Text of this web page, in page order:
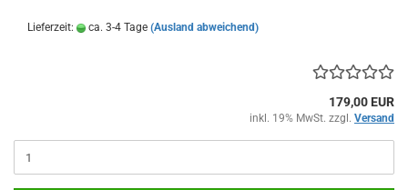
Lieferzeit: ca. 3-4 Tage (Ausland abweichend)
179,00 EUR
inkl. 19% MwSt. zzgl. Versand